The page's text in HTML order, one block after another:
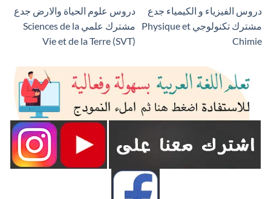
دروس الفيزياء و الكيمياء جدع
مشترك تكنولوجي Physique et
Chimie
دروس علوم الحياة والارض جدع
مشترك علمي Sciences de la
Vie et de la Terre (SVT)